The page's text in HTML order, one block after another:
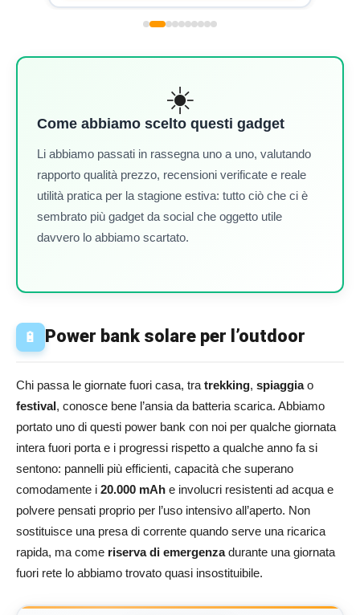
☀️
Come abbiamo scelto questi gadget
Li abbiamo passati in rassegna uno a uno, valutando
rapporto qualità prezzo, recensioni verificate e reale
utilità pratica per la stagione estiva: tutto ciò che ci è
sembrato più gadget da social che oggetto utile
davvero lo abbiamo scartato.
🔋 Power bank solare per l’outdoor
Chi passa le giornate fuori casa, tra trekking, spiaggiao
festival, conosce bene l’ansia da batteria scarica. Abbiamo
portato uno di questi power bank con noi per qualche giornata
intera fuori porta e i progressi rispetto a qualche anno fa si
sentono: pannelli più efficienti, capacità che superano
comodamente i 20.000 mAh e involucri resistenti ad acqua e
polvere pensati proprio per l’uso intensivo all’aperto. Non
sostituisce una presa di corrente quando serve una ricarica
rapida, ma come riserva di emergenzadurante una giornata
fuori rete lo abbiamo trovato quasi insostituibile.